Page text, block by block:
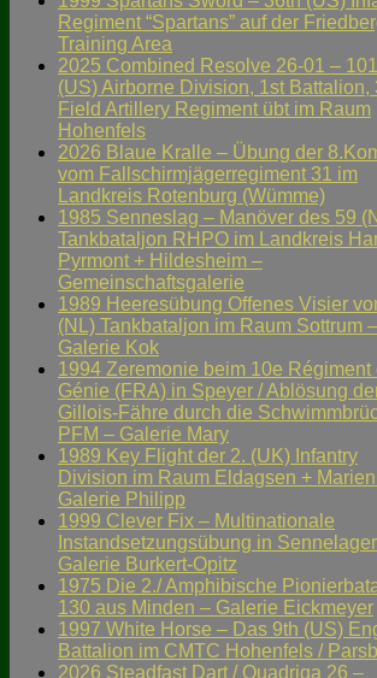
Regiment “Spartans” auf der
Training Area
2025 Combined Resolve 26-01 –
(US) Airborne Division, 1st Battalion,
Field Artillery Regiment übt im Raum
Hohenfels
2026 Blaue Kralle – Übung der
vom Fallschirmjägerregiment 31 im
Landkreis Rotenburg (Wümme)
1985 Senneslag – Manöver des 59
Tankbataljon RHPO im Landkreis
Pyrmont + Hildesheim –
Gemeinschaftsgalerie
1989 Heeresübung Offenes Visier
(NL) Tankbataljon im Raum Sottrum –
Galerie Kok
1994 Zeremonie beim 10e Régiment
Génie (FRA) in Speyer / Ablösung
Gillois-Fähre durch die
PFM – Galerie Mary
1989 Key Flight der 2. (UK) Infantry
Division im Raum Eldagsen +
Galerie Philipp
1999 Clever Fix – Multinationale
Instandsetzungsübung in
Galerie Burkert-Opitz
1975 Die 2./ Amphibische
130 aus Minden – Galerie Eickmeyer
1997 White Horse – Das 9th (US)
Battalion im CMTC Hohenfels /
2026 Steadfast Dart / Quadriga 26 –